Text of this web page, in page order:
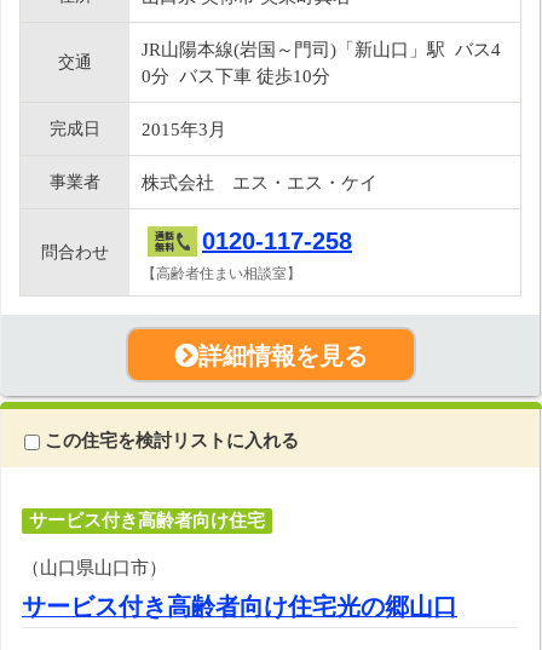
交通
JR山陽本線(岩国～門司)「新山口」駅 バス4
0分 バス下車 徒歩10分
完成日 2015年3月
事業者 株式会社 エス・エス・ケイ
問合わせ 0120-117-258
【高齢者住まい相談室】
詳細情報を見る
この住宅を検討リストに入れる
サービス付き高齢者向け住宅
（山口県山口市）
サービス付き高齢者向け住宅光の郷山口